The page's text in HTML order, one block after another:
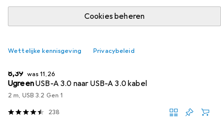
Cookies beheren
Wettelijke kennisgeving Privacybeleid
EUR
8,39 wasEUR
11,26
UgreenUSB-A 3.0 naar USB-A 3.0 kabel
2 m, USB 3.2 Gen 1
238